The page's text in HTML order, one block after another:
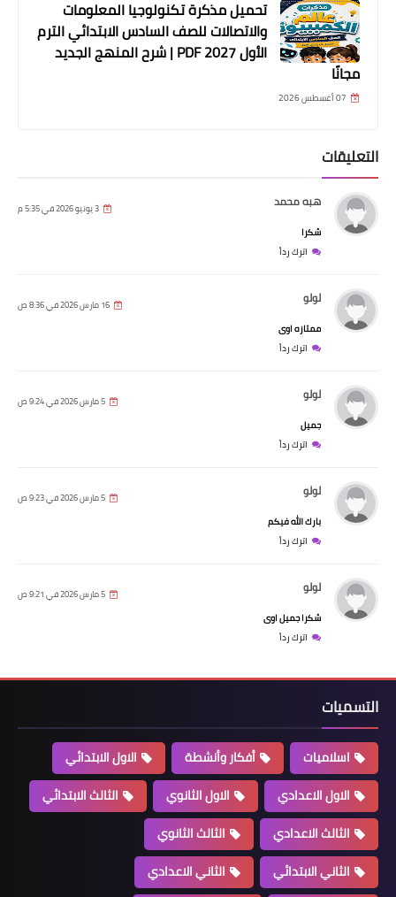
تحميل مذكرة تكنولوجيا المعلومات
والاتصالات للصف السادس الابتدائي الترم
الأول 2027 PDF | شرح المنهج الجديد
مجانًا
07 أغسطس 2026
التعليقات
هبه محمد 3 يونيو 2026 في 5:35 م
شكرا
اترك رداً
لولو 16 مارس 2026 في 8:36 ص
ممتازه اوى
اترك رداً
لولو 5 مارس 2026 في 9:24 ص
جميل
اترك رداً
لولو 5 مارس 2026 في 9:23 ص
بارك الله فيكم
اترك رداً
لولو 5 مارس 2026 في 9:21 ص
شكرا جميل اوى
اترك رداً
التسميات
اسلاميات أفكار وأنشطة
الاول الابتدائي
الاول الاعدادي
الاول الثانوي
الثالث الابتدائي
الثالث الاعدادي
الثالث الثانوي
الثاني الابتدائي
الثاني الاعدادي